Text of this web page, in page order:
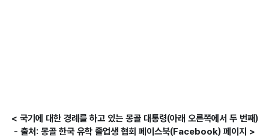
< 국기에 대한 경례를 하고 있는 몽골 대통령(아래 오른쪽에서 두 번째)
- 출처: 몽골 한국 유학 졸업생 협회 페이스북(Facebook) 페이지 >